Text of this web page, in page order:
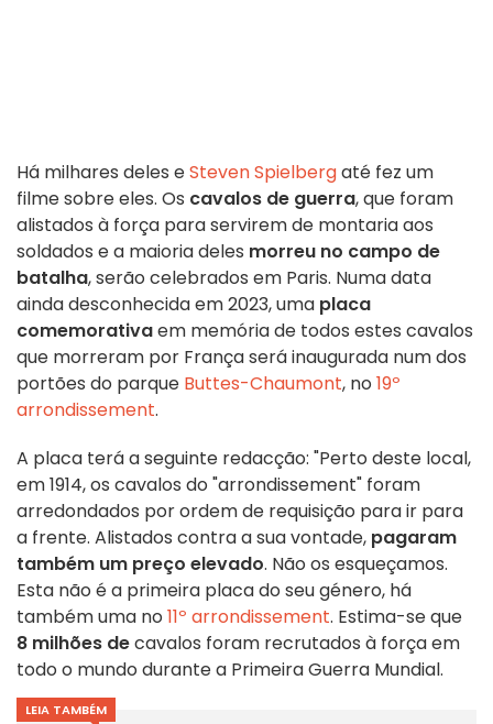
Há milhares deles eSteven Spielbergaté fez um
filme sobre eles. Os cavalos de guerra, que foram
alistados à força para servirem de montaria aos
soldados e a maioria deles morreu no campo de
batalha, serão celebrados em Paris. Numa data
ainda desconhecida em 2023, uma placa
comemorativaem memória de todos estes cavalos
que morreram por França será inaugurada num dos
portões do parque Buttes-Chaumont, no 19º
arrondissement.
A placa terá a seguinte redacção: "Perto deste local,
em 1914, os cavalos do "arrondissement" foram
arredondados por ordem de requisição para ir para
a frente. Alistados contra a sua vontade, pagaram
também um preço elevado. Não os esqueçamos.
Esta não é a primeira placa do seu género, há
também uma no 11º arrondissement. Estima-se que
8 milhões decavalos foram recrutados à força em
todo o mundo durante a Primeira Guerra Mundial.
LEIA TAMBÉM